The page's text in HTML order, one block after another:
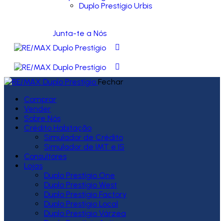
Duplo Prestígio Urbis
Junta-te a Nós
Fechar
Comprar
Vender
Sobre Nós
Crédito Habitação
Simulador de Crédito
Simulador de IMT e IS
Consultores
Lojas
Duplo Prestígio One
Duplo Prestígio West
Duplo Prestígio Factory
Duplo Prestígio Local
Duplo Prestígio Várzea